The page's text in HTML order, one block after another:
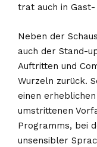
trat auch in
Neben der
auch der Stand-
Auftritten und
Wurzeln zurück.
einen
umstrittenen
Programms, bei
unsensibler